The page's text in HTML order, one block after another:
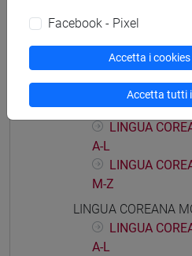
Struttura generale
LINGUA COREANA
LINGUA COREANA
LINGUA
A-L
LINGUA
M-Z
LINGUA COREANA
LINGUA
A-L
Facebook - Pixel
Accetta i
Accetta tutti